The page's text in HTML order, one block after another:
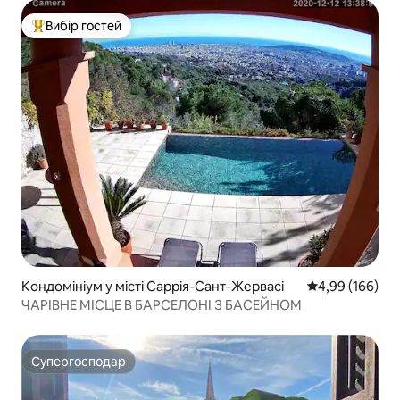
контейнери.
Топ вибір гостей
Вибір гостей
Кондомініум у місті Саррія-Сант-Жервасі Середня
4,99 (166)
ЧАРІВНЕ МІСЦЕ В БАРСЕЛОНІ З БАСЕЙНОМ
Супергосподар
Супергосподар